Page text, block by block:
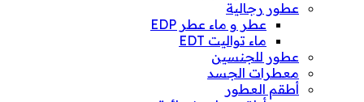
عطور رجالية
عطر و ماء عطر EDP
ماء تواليت EDT
عطور للجنسين
معطرات الجسد
أطقم العطور